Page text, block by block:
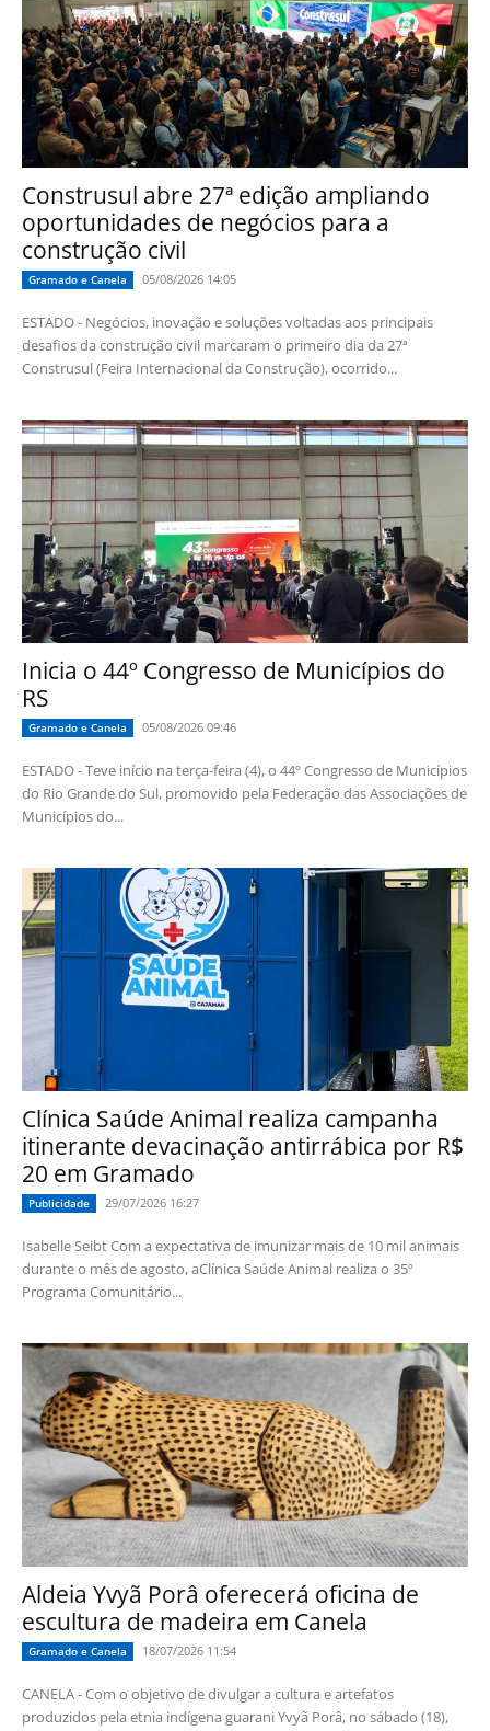
Construsul abre 27ª edição ampliando
oportunidades de negócios para a
construção civil
Gramado e Canela 05/08/2026 14:05
ESTADO - Negócios, inovação e soluções voltadas aos principais
desafios da construção civil marcaram o primeiro dia da 27ª
Construsul (Feira Internacional da Construção), ocorrido...
Inicia o 44º Congresso de Municípios do
RS
Gramado e Canela 05/08/2026 09:46
ESTADO - Teve início na terça-feira (4), o 44º Congresso de Municípios
do Rio Grande do Sul, promovido pela Federação das Associações de
Municípios do...
Clínica Saúde Animal realiza campanha
itinerante devacinação antirrábica por R$
20 em Gramado
Publicidade 29/07/2026 16:27
Isabelle Seibt Com a expectativa de imunizar mais de 10 mil animais
durante o mês de agosto, aClínica Saúde Animal realiza o 35º
Programa Comunitário...
Aldeia Yvyã Porâ oferecerá oficina de
escultura de madeira em Canela
Gramado e Canela 18/07/2026 11:54
CANELA - Com o objetivo de divulgar a cultura e artefatos
produzidos pela etnia indígena guarani Yvyã Porâ, no sábado (18),